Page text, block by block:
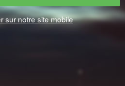
sur notre site mobile